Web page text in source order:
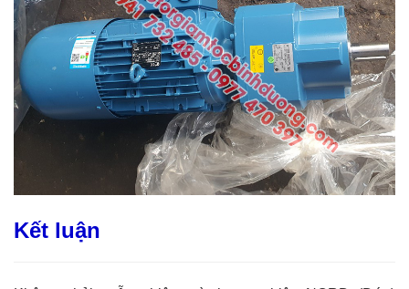
Kết luận